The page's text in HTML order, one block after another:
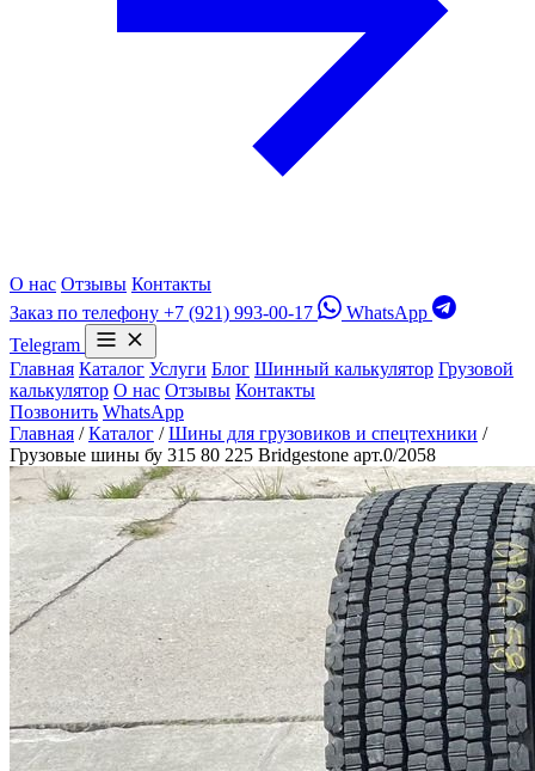
О нас Отзывы Контакты
Заказ по телефону +7 (921) 993-00-17
WhatsApp
Telegram
Главная Каталог Услуги Блог Шинный калькулятор Грузовой
калькулятор О нас Отзывы Контакты
Позвонить WhatsApp
Главная / Каталог / Шины для грузовиков и спецтехники /
Грузовые шины бу 315 80 225 Bridgestone арт.0/2058